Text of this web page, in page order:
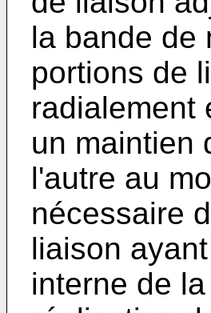
la bande de
portions de
radialement
un maintien
l'autre au
nécessaire
liaison
interne de